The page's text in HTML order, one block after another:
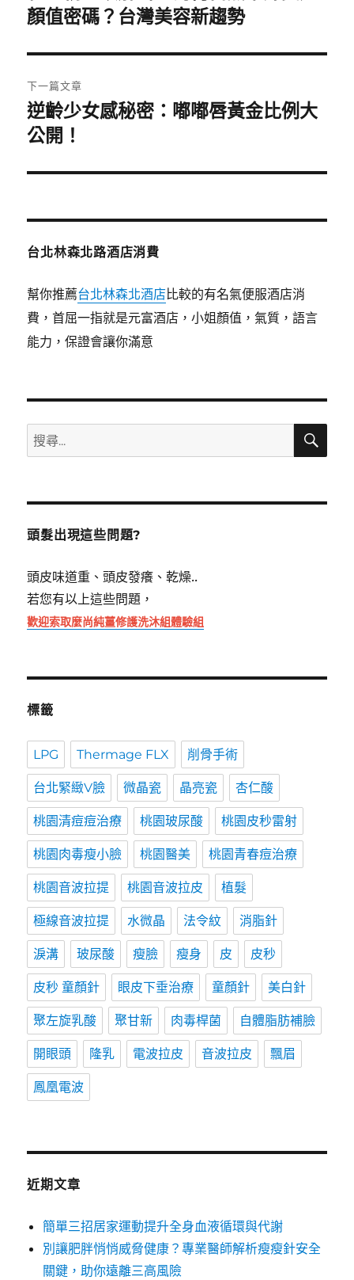
導
覽
一
文
章:
顏值密碼？台灣美容新趨勢
下一篇文章
下
一
文
逆齡少女感秘密：嘟嘟唇黃金比例大
公開！
台北林森北路酒店消費
幫你推薦台北林森北酒店比較的有名氣便服酒店消
費，首屈一指就是元富酒店，小姐顏值，氣質，語言
能力，保證會讓你滿意
搜
尋
鍵
搜
頭髮出現這些問題?
頭皮味道重、頭皮發癢、乾燥..
若您有以上這些問題，
歡迎索取麼尚純薑修護洗沐組體驗組
標籤
LPG Thermage FLX 削骨手術
台北緊緻V臉 微晶瓷 晶亮瓷 杏仁酸
桃園清痘痘治療 桃園玻尿酸 桃園皮秒雷射
桃園肉毒瘦小臉 桃園醫美 桃園青春痘治療
桃園音波拉提 桃園音波拉皮 植髮
極線音波拉提 水微晶 法令紋 消脂針
淚溝 玻尿酸 瘦臉 瘦身 皮 皮秒
皮秒 童顏針 眼皮下垂治療 童顏針 美白針
聚左旋乳酸 聚甘新 肉毒桿菌 自體脂肪補臉
開眼頭 隆乳 電波拉皮 音波拉皮 飄眉
鳳凰電波
近期文章
簡單三招居家運動提升全身血液循環與代謝
別讓肥胖悄悄威脅健康？專業醫師解析瘦瘦針安全
關鍵，助你遠離三高風險